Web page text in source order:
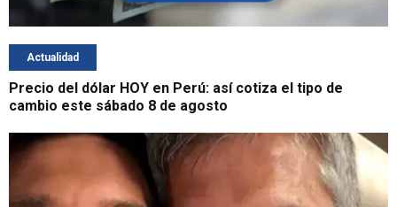
Actualidad
Precio del dólar HOY en Perú: así cotiza el tipo de
cambio este sábado 8 de agosto